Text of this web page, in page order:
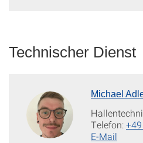
Technischer Dienst
Michael
Telefon:
E-Mail